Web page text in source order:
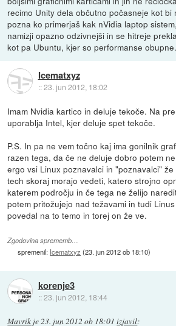
recimo Unity dela občutno počasneje kot bi
pozna ko primerjaš kak nVidia laptop
namizji opazno odzivnejši in se hitreje
kot pa Ubuntu, kjer so performanse obupne.
Icematxyz
::23. jun 2012, 18:02
Imam Nvidia kartico in deluje tekoče. Na
uporablja Intel, kjer deluje spet tekoče.
P.S. In pa ne vem točno kaj ima gonilnik
razen tega, da če ne deluje dobro potem
ergo vsi Linux poznavalci in "poznavalci"
tech skoraj morajo vedeti, katero strojno
katerem področju in če tega ne želijo
potem pritožujejo nad težavami in tudi
povedal na to temo in torej on že ve.
Zgodovina sprememb…
spremenil: Icematxyz (23. jun 2012 ob 18:10)
korenje3
::23. jun 2012, 18:44
Mavrik je23. jun 2012 ob 18:01 izjavil: